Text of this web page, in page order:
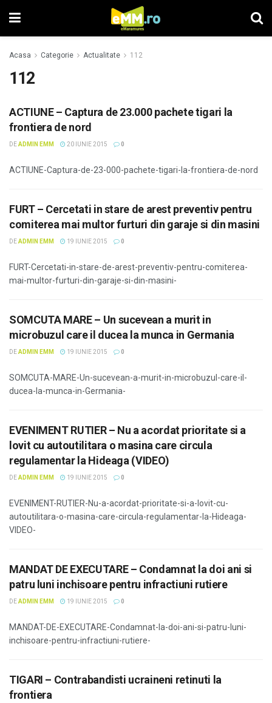
Acasa Categorie Actualitate 112
112
ACTIUNE – Captura de 23.000 pachete tigari la
frontiera de nord
DEADMIN EMM 20 IUNIE 2015 0
ACTIUNE-Captura-de-23-000-pachete-tigari-la-frontiera-de-nord
FURT – Cercetati in stare de arest preventiv pentru
comiterea mai multor furturi din garaje si din masini
DEADMIN EMM 19 IUNIE 2015 0
FURT-Cercetati-in-stare-de-arest-preventiv-pentru-comiterea-
mai-multor-furturi-din-garaje-si-din-masini-
SOMCUTA MARE – Un sucevean a murit in
microbuzul care il ducea la munca in Germania
DEADMIN EMM 19 IUNIE 2015 0
SOMCUTA-MARE-Un-sucevean-a-murit-in-microbuzul-care-il-
ducea-la-munca-in-Germania-
EVENIMENT RUTIER – Nu a acordat prioritate si a
lovit cu autoutilitara o masina care circula
regulamentar la Hideaga (VIDEO)
DEADMIN EMM 19 IUNIE 2015 0
EVENIMENT-RUTIER-Nu-a-acordat-prioritate-si-a-lovit-cu-
autoutilitara-o-masina-care-circula-regulamentar-la-Hideaga-
VIDEO-
MANDAT DE EXECUTARE – Condamnat la doi ani si
patru luni inchisoare pentru infractiuni rutiere
DEADMIN EMM 19 IUNIE 2015 0
MANDAT-DE-EXECUTARE-Condamnat-la-doi-ani-si-patru-luni-
inchisoare-pentru-infractiuni-rutiere-
TIGARI – Contrabandisti ucraineni retinuti la
frontiera